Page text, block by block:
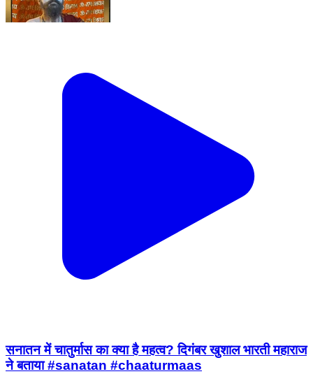
सनातन में चातुर्मास का क्या है महत्व? दिगंबर खुशाल भारती महाराज
ने बताया #sanatan #chaaturmaas